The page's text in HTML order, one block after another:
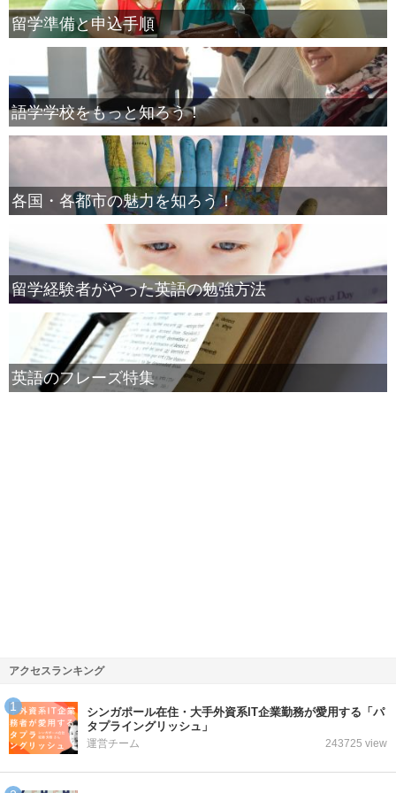
留学準備と申込手順
語学学校をもっと知ろう！
各国・各都市の魅力を知ろう！
留学経験者がやった英語の勉強方法
英語のフレーズ特集
アクセスランキング
シンガポール在住・大手外資系IT企業勤務が愛用する「パ
タプライングリッシュ」
運営チーム 243725 view